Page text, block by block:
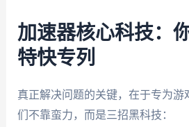
加速器核心科技：
特快专列
真正解决问题的关键，在于专为游
们不靠蛮力，而是三招黑科技：